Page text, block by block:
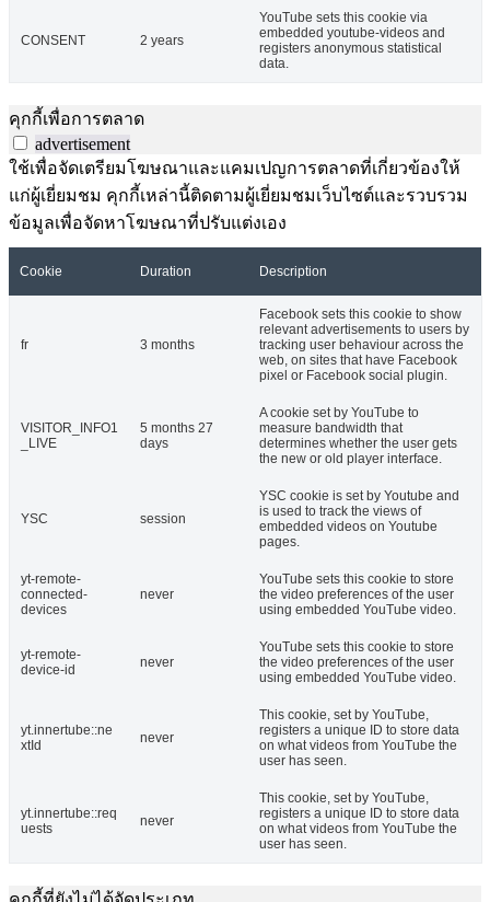
CONSENT 2 years
YouTube sets this cookie via
embedded youtube-videos and
registers anonymous statistical
data.
คุกกี้เพื่อการตลาด
advertisement
ใช้เพื่อจัดเตรียมโฆษณาและแคมเปญการตลาดที่เกี่ยวข้องให้
แก่ผู้เยี่ยมชม คุกกี้เหล่านี้ติดตามผู้เยี่ยมชมเว็บไซต์และรวบรวม
ข้อมูลเพื่อจัดหาโฆษณาที่ปรับแต่งเอง
Cookie Duration Description
fr 3 months
Facebook sets this cookie to show
relevant advertisements to users by
tracking user behaviour across the
web, on sites that have Facebook
pixel or Facebook social plugin.
VISITOR_INFO1
_LIVE
5 months 27
days
A cookie set by YouTube to
measure bandwidth that
determines whether the user gets
the new or old player interface.
YSC session
YSC cookie is set by Youtube and
is used to track the views of
embedded videos on Youtube
pages.
yt-remote-
connected-
devices
never
YouTube sets this cookie to store
the video preferences of the user
using embedded YouTube video.
yt-remote-
device-id
never
YouTube sets this cookie to store
the video preferences of the user
using embedded YouTube video.
yt.innertube::ne
xtId
never
This cookie, set by YouTube,
registers a unique ID to store data
on what videos from YouTube the
user has seen.
yt.innertube::req
uests
never
This cookie, set by YouTube,
registers a unique ID to store data
on what videos from YouTube the
user has seen.